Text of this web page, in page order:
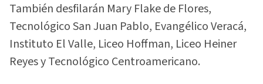
También desfilarán Mary Flake de Flores,
Tecnológico San Juan Pablo, Evangélico Veracá,
Instituto El Valle, Liceo Hoffman, Liceo Heiner
Reyes y Tecnológico Centroamericano.